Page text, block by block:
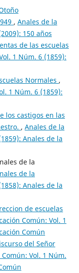
, Anales de la
150 años
de las escuelas
1 Núm. 6 (1859):
Normales ,
1 Núm. 6 (1859):
los castigos en las
, Anales de la
Anales de la
de la
de la
Anales de la
de escuelas
Común: Vol. 1
Común
del Señor
Vol. 1 Núm.